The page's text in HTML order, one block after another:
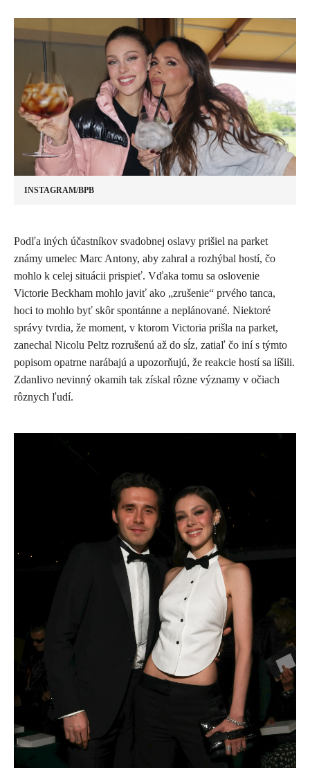
INSTAGRAM/BPB
Podľa iných účastníkov svadobnej oslavy prišiel na parket
známy umelec Marc Antony, aby zahral a rozhýbal hostí, čo
mohlo k celej situácii prispieť. Vďaka tomu sa oslovenie
Victorie Beckham mohlo javiť ako „zrušenie“ prvého tanca,
hoci to mohlo byť skôr spontánne a neplánované. Niektoré
správy tvrdia, že moment, v ktorom Victoria prišla na parket,
zanechal Nicolu Peltz rozrušenú až do sĺz, zatiaľ čo iní s týmto
popisom opatrne narábajú a upozorňujú, že reakcie hostí sa líšili.
Zdanlivo nevinný okamih tak získal rôzne významy v očiach
rôznych ľudí.